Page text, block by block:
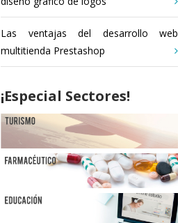
Las ventajas del desarrollo web
multitienda Prestashop
¡Especial Sectores!